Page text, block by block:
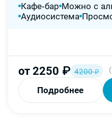
Кафе-бар Можно с
Аудиосистема
от2250 ₽ 4200₽
Подробнее